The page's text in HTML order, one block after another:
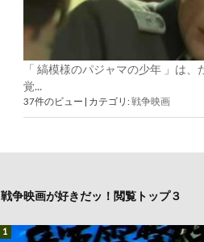
「 縞模様のパジャマの少年 」は、
覚...
37件のビュー カテゴリ: 戦争映画
戦争映画が好きだッ！閲覧トップ３